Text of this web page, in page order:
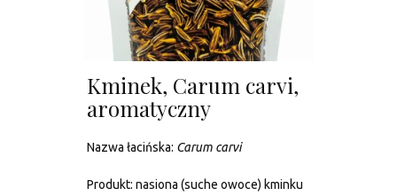
Kminek, Carum carvi,
aromatyczny
Nazwa łacińska: Carum carvi
Produkt: nasiona (suche owoce) kminku